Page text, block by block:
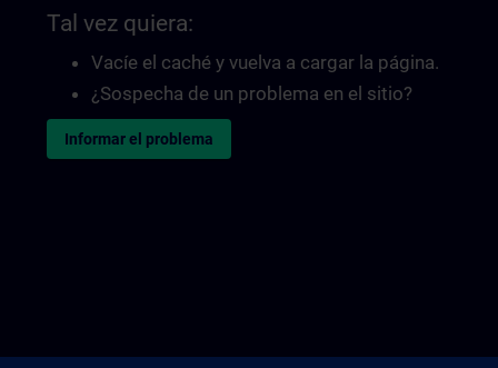
Tal vez quiera:
Vacíe el caché y vuelva a cargar la página.
¿Sospecha de un problema en el sitio?
Informar el problema